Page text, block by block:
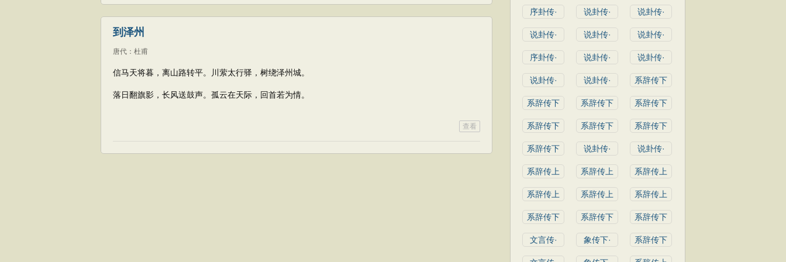
到泽州
唐代 ： 杜甫
信马天将暮，离山路转平。川萦太行驿，树绕泽州城。
落日翻旗影，长风送鼓声。孤云在天际，回首若为情。
查看
序卦传· 说卦传· 说卦传·
说卦传· 说卦传· 说卦传·
序卦传· 说卦传· 说卦传·
说卦传· 说卦传· 系辞传下
系辞传下 系辞传下 系辞传下
系辞传下 系辞传下 系辞传下
系辞传下 说卦传· 说卦传·
系辞传上 系辞传上 系辞传上
系辞传上 系辞传上 系辞传上
系辞传下 系辞传下 系辞传下
文言传· 象传下· 系辞传下